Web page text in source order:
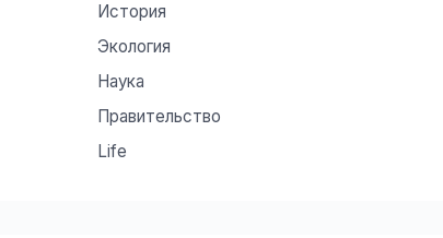
История
Экология
Наука
Правительство
Life